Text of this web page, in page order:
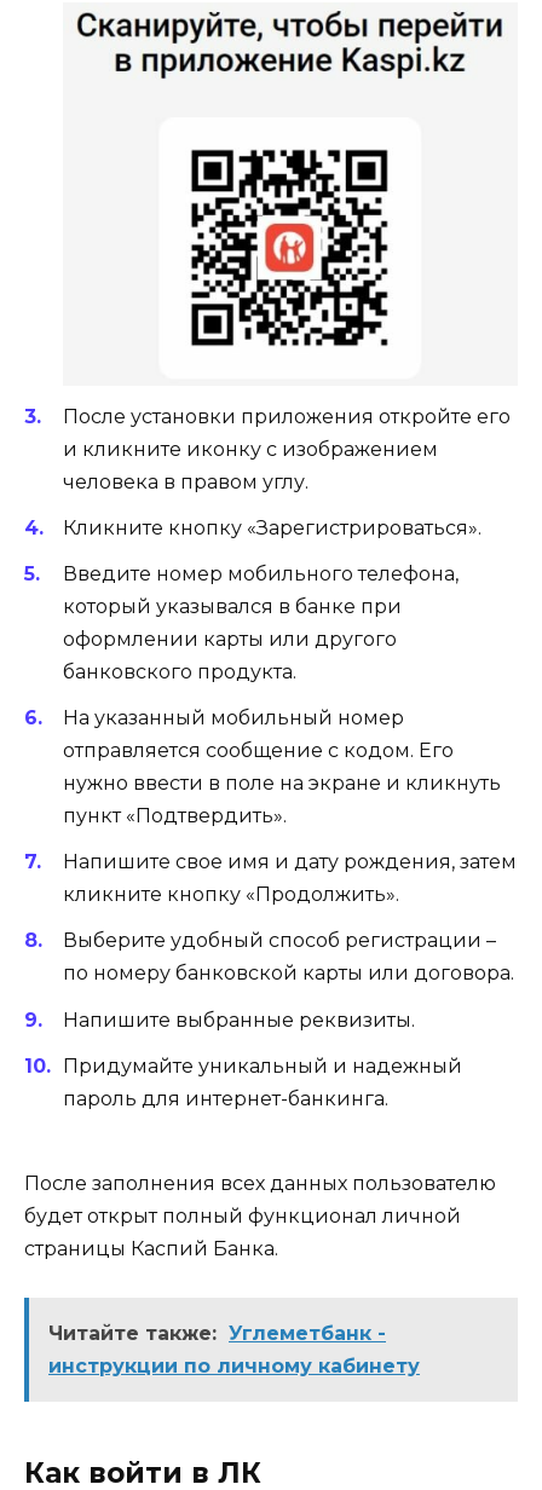
После установки приложения откройте его
и кликните иконку с изображением
человека в правом углу.
Кликните кнопку «Зарегистрироваться».
Введите номер мобильного телефона,
который указывался в банке при
оформлении карты или другого
банковского продукта.
На указанный мобильный номер
отправляется сообщение с кодом. Его
нужно ввести в поле на экране и кликнуть
пункт «Подтвердить».
Напишите свое имя и дату рождения, затем
кликните кнопку «Продолжить».
Выберите удобный способ регистрации –
по номеру банковской карты или договора.
Напишите выбранные реквизиты.
Придумайте уникальный и надежный
пароль для интернет-банкинга.
После заполнения всех данных пользователю
будет открыт полный функционал личной
страницы Каспий Банка.
Читайте также: Углеметбанк -
инструкции по личному кабинету
Как войти в ЛК